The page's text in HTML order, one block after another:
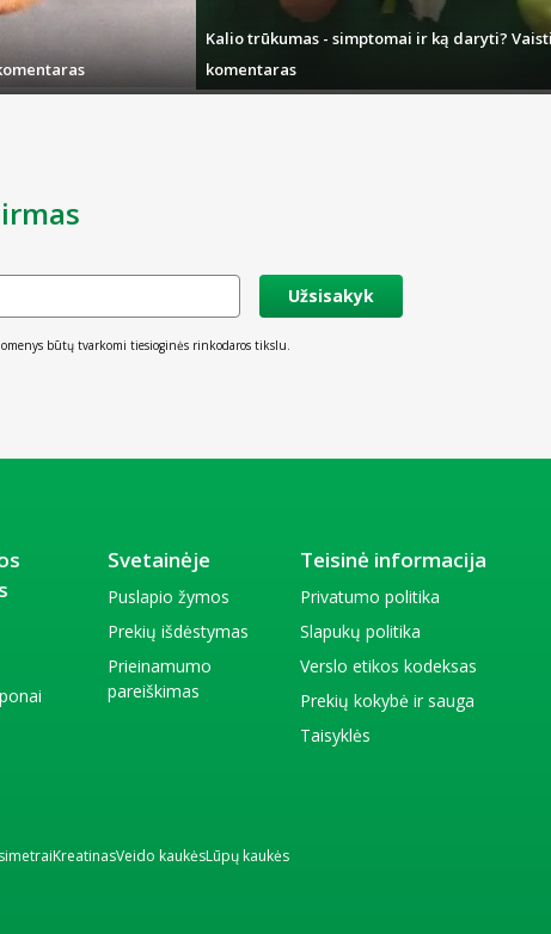
Kalio trūkumas - simptomai ir ką daryti?
komentaras
Užsisakyk
būtų tvarkomi tiesioginės rinkodaros tikslu.
Svetainėje
Puslapio žymos
Prekių išdėstymas
Prieinamumo
pareiškimas
Teisinė informacija
Privatumo politika
Slapukų politika
Verslo etikos kodeksas
Prekių kokybė ir sauga
Taisyklės
KreatinasVeido kaukėsLūpų kaukės